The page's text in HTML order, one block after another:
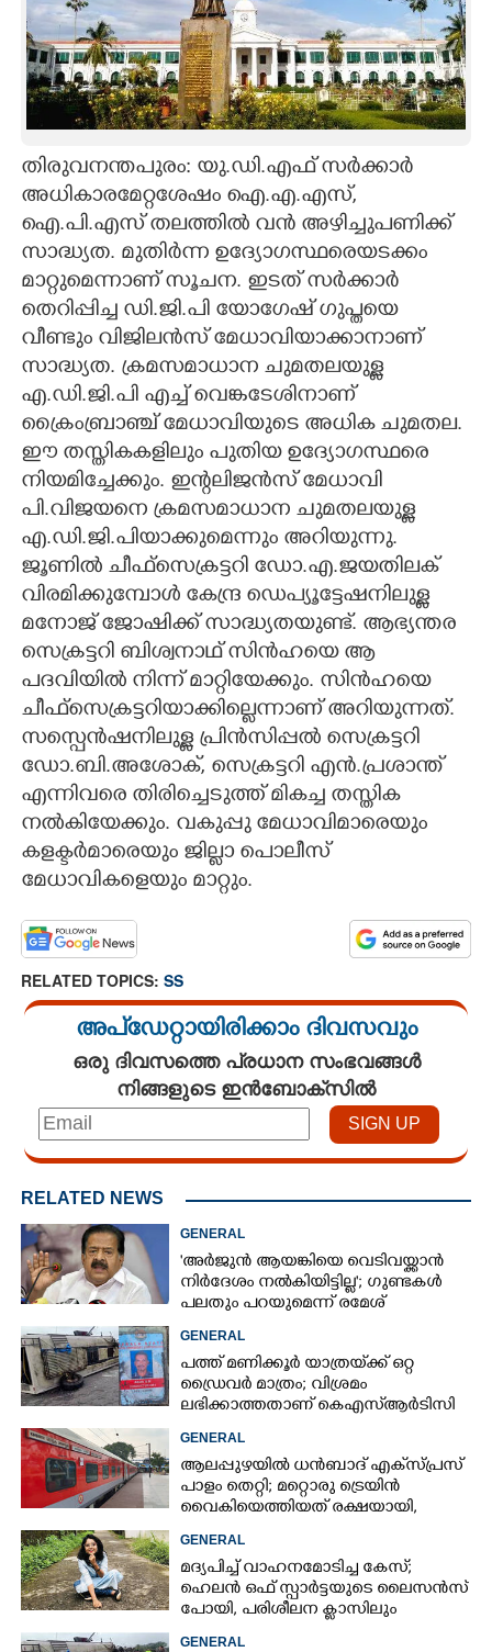
INFO+
ART
CARTOONS
LITERATURE
ZOOM
CONTACT US
തിരുവനന്തപുരം: യു.ഡി.എഫ് സർക്കാർ
അധികാരമേറ്റശേഷം ഐ.എ.എസ്,
ഐ.പി.എസ് തലത്തിൽ വൻ അഴിച്ചുപണിക്ക്
സാദ്ധ്യത. മുതിർന്ന ഉദ്യോഗസ്ഥരെയടക്കം
മാറ്റുമെന്നാണ് സൂചന. ഇടത് സർക്കാർ
തെറിപ്പിച്ച ഡി.ജി.പി യോഗേഷ് ഗുപ്തയെ
വീണ്ടും വിജിലൻസ് മേധാവിയാക്കാനാണ്
സാദ്ധ്യത. ക്രമസമാധാന ചുമതലയുള്ള
എ.ഡി.ജി.പി എച്ച് വെങ്കടേശിനാണ്
ക്രൈംബ്രാഞ്ച് മേധാവിയുടെ അധിക ചുമതല.
ഈ തസ്തികകളിലും പുതിയ ഉദ്യോഗസ്ഥരെ
നിയമിച്ചേക്കും. ഇന്റലിജൻസ് മേധാവി
പി.വിജയനെ ക്രമസമാധാന ചുമതലയുള്ള
എ.ഡി.ജി.പിയാക്കുമെന്നും അറിയുന്നു.
ജൂണിൽ ചീഫ്സെക്രട്ടറി ഡോ.എ.ജയതിലക്
വിരമിക്കുമ്പോൾ കേന്ദ്ര ഡെപ്യൂട്ടേഷനിലുള്ള
മനോജ് ജോഷിക്ക് സാദ്ധ്യതയുണ്ട്. ആഭ്യന്തര
സെക്രട്ടറി ബിശ്വനാഥ് സിൻഹയെ ആ
പദവിയിൽ നിന്ന് മാറ്റിയേക്കും. സിൻഹയെ
ചീഫ്സെക്രട്ടറിയാക്കില്ലെന്നാണ് അറിയുന്നത്.
സസ്പെൻഷനിലുള്ള പ്രിൻസിപ്പൽ സെക്രട്ടറി
ഡോ.ബി.അശോക്, സെക്രട്ടറി എൻ.പ്രശാന്ത്
എന്നിവരെ തിരിച്ചെടുത്ത് മികച്ച തസ്തിക
നൽകിയേക്കും. വകുപ്പു മേധാവിമാരെയും
കളക്ടർമാരെയും ജില്ലാ പൊലീസ്
മേധാവികളെയും മാറ്റും.
RELATED TOPICS: SS
അപ്ഡേറ്റായിരിക്കാം ദിവസവും
ഒരു ദിവസത്തെ പ്രധാന സംഭവങ്ങൾ
നിങ്ങളുടെ ഇൻബോക്സിൽ
RELATED NEWS
GENERAL
'അർജുൻ ആയങ്കിയെ വെടിവയ്ക്കാൻ
നിർദേശം നൽകിയിട്ടില്ല'; ഗുണ്ടകൾ
പലതും പറയുമെന്ന് രമേശ്
GENERAL
പത്ത് മണിക്കൂർ യാത്രയ്‌ക്ക് ഒറ്റ
ഡ്രൈവർ മാത്രം; വിശ്രമം
ലഭിക്കാത്തതാണ് കെഎസ്‌ആർടിസി
വിമർശനം
GENERAL
ആലപ്പുഴയിൽ ധൻബാദ് എക്‌സ്പ്രസ്
പാളം തെറ്റി; മറ്റൊരു ട്രെയിൻ
വൈകിയെത്തിയത് രക്ഷയായി,
GENERAL
മദ്യപിച്ച് വാഹനമോടിച്ച കേസ്;
ഹെലൻ ഒഫ് സ്പാർട്ടയുടെ ലൈസൻസ്
പോയി, പരിശീലന ക്ലാസിലും
GENERAL